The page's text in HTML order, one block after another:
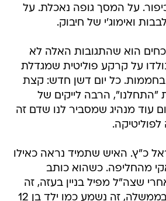
על המסך גופה נאכלת. על
ואימוג'י של חיבוק.
הוא שהתגובות האלה לא
על קרקע פוליטית שמגדלת
בחממות. כל יום דשן חדש: קצת
הרבה לייקים של
עוד מנהיג שמסביר לנו שדם זה
כ"ץ. האיש שתמיד נראה כאילו
מהחליפה. כשהוא כותב
שצה"ל מפיל בניין בעזה, זה
לא נשמע כמו שר בממשלה, זה נשמע כמו ילד בן 12